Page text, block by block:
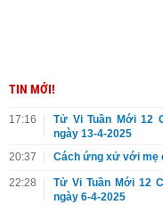
TIN MỚI!
17:16
Tử Vi Tuần Mới 12
ngày 13-4-2025
20:37
Cách ứng xử với mẹ
22:28
Tử Vi Tuần Mới 12
ngày 6-4-2025